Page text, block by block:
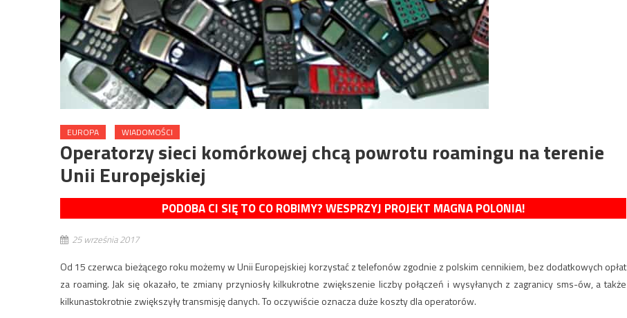
EUROPA WIADOMOŚCI
Operatorzy sieci komórkowej chcą powrotu roamingu na terenie
Unii Europejskiej
PODOBA CI SIĘ TO CO ROBIMY? WESPRZYJ PROJEKT MAGNA POLONIA!
25 września 2017
Od 15 czerwca bieżącego roku możemy w Unii Europejskiej korzystać z telefonów zgodnie z polskim cennikiem, bez dodatkowych opłat
za roaming. Jak się okazało, te zmiany przyniosły kilkukrotne zwiększenie liczby połączeń i wysyłanych z zagranicy sms-ów, a także
kilkunastokrotnie zwiększyły transmisję danych. To oczywiście oznacza duże koszty dla operatorów.